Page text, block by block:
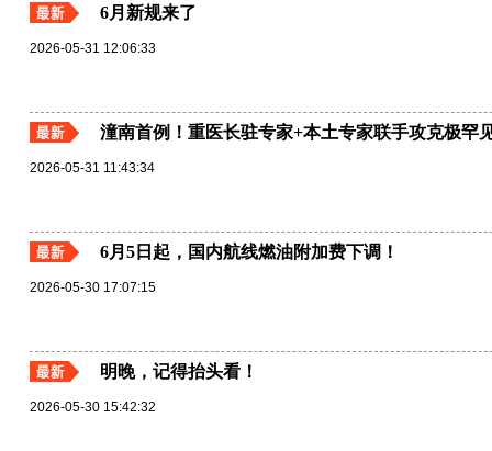
6月新规来了
2026-05-31 12:06:33
潼南首例！重医长驻专家+本土专家联手攻克极罕
2026-05-31 11:43:34
6月5日起，国内航线燃油附加费下调！
2026-05-30 17:07:15
明晚，记得抬头看！
2026-05-30 15:42:32